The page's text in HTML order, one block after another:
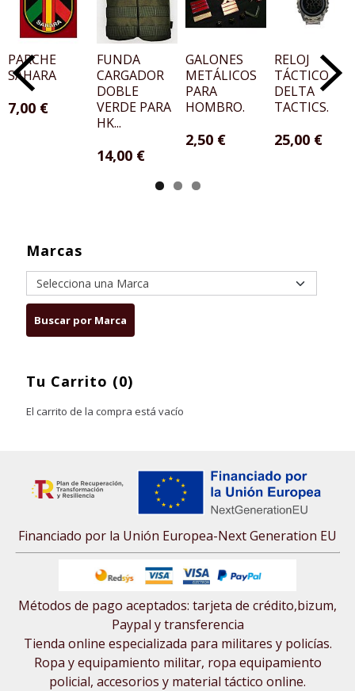
Marcas
Tu Carrito (0)
El carrito de la compra está vacío
PARCHE
SAHARA
7,00 €
FUNDA
CARGADOR
DOBLE
VERDE PARA
HK...
14,00 €
GALONES
METÁLICOS
PARA
HOMBRO.
2,50 €
RELOJ
TÁCTICO
DELTA
TACTICS.
25,00 €
Financiado por la Unión Europea-Next Generation EU
Métodos de pago aceptados: tarjeta de crédito,bizum,
Paypal y transferencia
Tienda online especializada para militares y policías.
Ropa y equipamiento militar, ropa equipamiento
policial, accesorios y material táctico online.